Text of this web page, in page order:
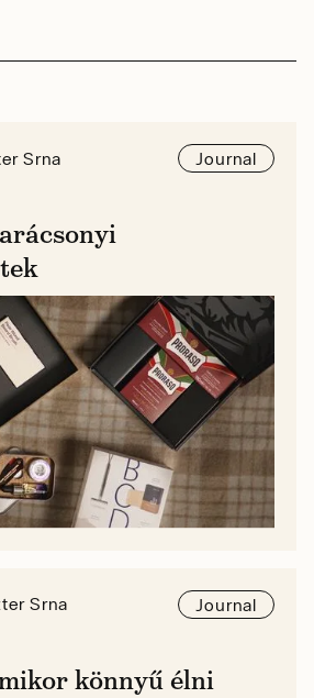
Srna Journal
Srna Journal
könnyű élni